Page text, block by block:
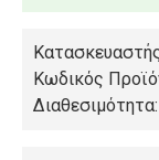
Κωδικός
Διαθεσιμότητα: